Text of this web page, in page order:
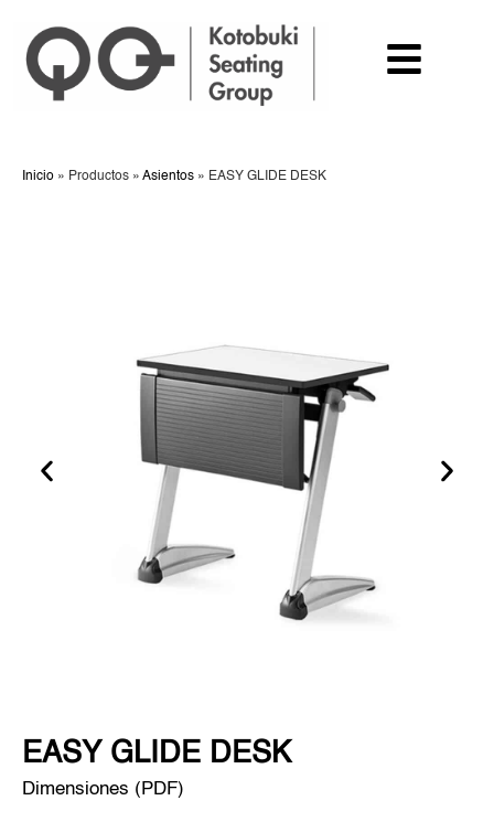
Inicio » Productos » Asientos » EASY GLIDE DESK
EASY GLIDE DESK
Dimensiones (PDF)